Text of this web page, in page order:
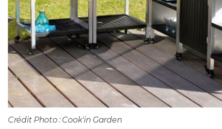
Crédit Photo : Cook'in Garden